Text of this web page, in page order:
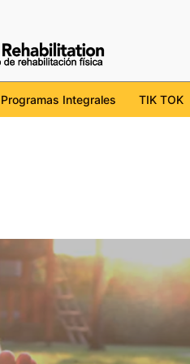
Programas Integrales TIK TOK